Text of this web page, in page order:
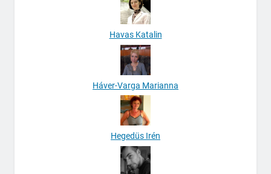
Havas Katalin
Háver-Varga Marianna
Hegedüs Irén